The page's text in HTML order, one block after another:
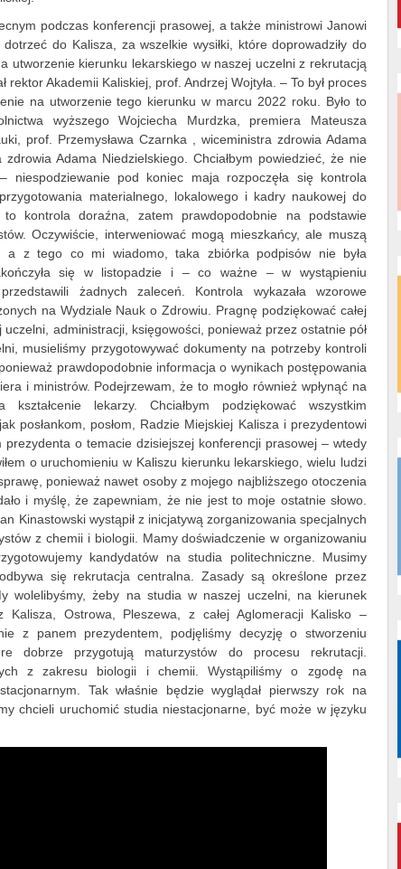
podczas konferencji prasowej, a także ministrowi Janowi
do Kalisza, za wszelkie wysiłki, które doprowadziły do
utworzenie kierunku lekarskiego w naszej uczelni z rekrutacją
Akademii Kaliskiej, prof. Andrzej Wojtyła. – To był proces
na utworzenie tego kierunku w marcu 2022 roku. Było to
wyższego Wojciecha Murdzka, premiera Mateusza
prof. Przemysława Czarnka , wiceministra zdrowia Adama
Adama Niedzielskiego. Chciałbym powiedzieć, że nie
niespodziewanie pod koniec maja rozpoczęła się kontrola
materialnego, lokalowego i kadry naukowej do
to kontrola doraźna, zatem prawdopodobnie na podstawie
Oczywiście, interweniować mogą mieszkańcy, ale muszą
a z tego co mi wiadomo, taka zbiórka podpisów nie była
się w listopadzie i – co ważne – w wystąpieniu
żadnych zaleceń. Kontrola wykazała wzorowe
na Wydziale Nauk o Zdrowiu. Pragnę podziękować całej
administracji, księgowości, ponieważ przez ostatnie pół
musieliśmy przygotowywać dokumenty na potrzeby kontroli
prawdopodobnie informacja o wynikach postępowania
i ministrów. Podejrzewam, że to mogło również wpłynąć na
lekarzy. Chciałbym podziękować wszystkim
posłankom, posłom, Radzie Miejskiej Kalisza i prezydentowi
prezydenta o temacie dzisiejszej konferencji prasowej – wtedy
o uruchomieniu w Kaliszu kierunku lekarskiego, wielu ludzi
ponieważ nawet osoby z mojego najbliższego otoczenia
i myślę, że zapewniam, że nie jest to moje ostatnie słowo.
Kinastowski wystąpił z inicjatywą zorganizowania specjalnych
z chemii i biologii. Mamy doświadczenie w organizowaniu
kandydatów na studia politechniczne. Musimy
się rekrutacja centralna. Zasady są określone przez
wolelibyśmy, żeby na studia w naszej uczelni, na kierunek
Kalisza, Ostrowa, Pleszewa, z całej Aglomeracji Kalisko –
z panem prezydentem, podjęliśmy decyzję o stworzeniu
dobrze przygotują maturzystów do procesu rekrutacji.
z zakresu biologii i chemii. Wystąpiliśmy o zgodę na
Tak właśnie będzie wyglądał pierwszy rok na
chcieli uruchomić studia niestacjonarne, być może w języku